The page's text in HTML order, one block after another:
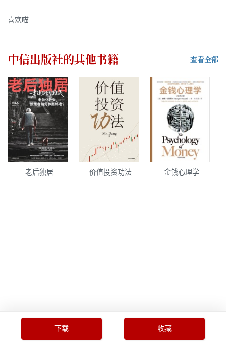
喜欢喵
中信出版社的其他书籍 查看全部
老后独居 价值投资功法 金钱心理学
下载 收藏